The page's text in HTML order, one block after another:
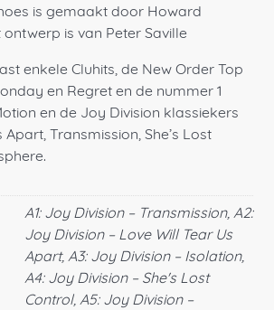
is gemaakt door Howard
is van Peter Saville
enkele Cluhits, de New Order Top
en Regret en de nummer 1
en de Joy Division klassiekers
Apart, Transmission, She’s Lost
A1: Joy Division – Transmission, A2:
Joy Division – Love Will Tear Us
Apart, A3: Joy Division – Isolation,
A4: Joy Division – She's Lost
Control, A5: Joy Division –